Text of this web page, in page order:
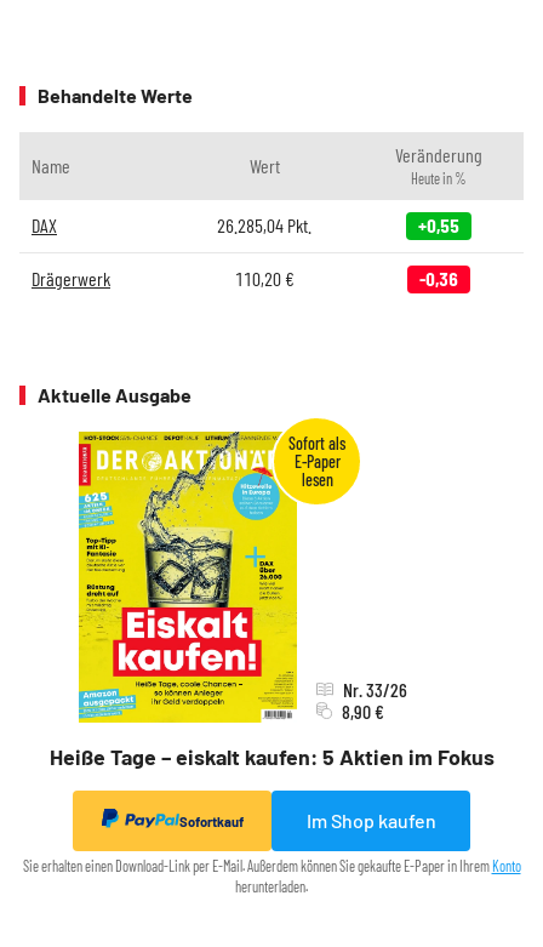
Behandelte Werte
Name Wert Veränderung
Heute in %
DAX 26.285,04 Pkt. +0,55
Drägerwerk 110,20€ -0,36
Aktuelle Ausgabe
Heiße Tage – eiskalt kaufen: 5 Aktien im Fokus
Nr. 33/26
8,90 €
Sofortkauf Im Shop kaufen
Sie erhalten einen Download-Link per E-Mail. Außerdem können Sie gekaufte E-Paper in Ihrem Konto
herunterladen.